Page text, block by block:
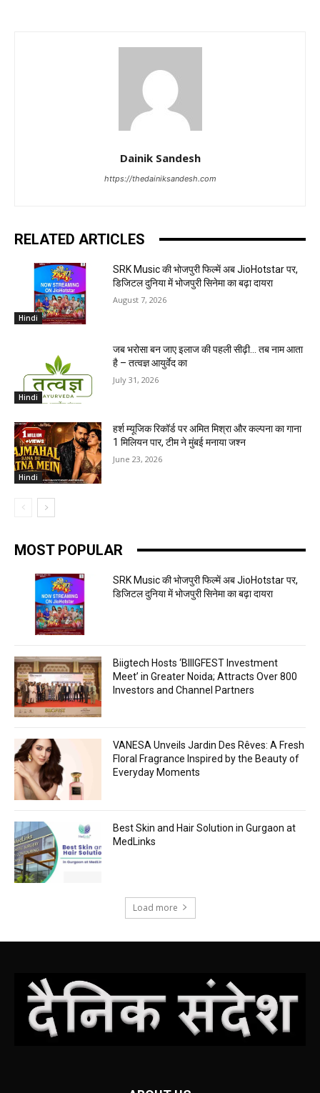
Dainik Sandesh
https://thedainiksandesh.com
RELATED ARTICLES
Hindi
SRK Music की भोजपुरी फिल्में अब JioHotstar पर,
डिजिटल दुनिया में भोजपुरी सिनेमा का बढ़ा दायरा
August 7, 2026
Hindi
जब भरोसा बन जाए इलाज की पहली सीढ़ी… तब नाम आता
है – तत्वज्ञ आयुर्वेद का
July 31, 2026
Hindi
हर्श म्यूजिक रिकॉर्ड पर अमित मिश्रा और कल्पना का गाना
1 मिलियन पार, टीम ने मुंबई मनाया जश्न
June 23, 2026
MOST POPULAR
SRK Music की भोजपुरी फिल्में अब JioHotstar पर,
डिजिटल दुनिया में भोजपुरी सिनेमा का बढ़ा दायरा
Biigtech Hosts ‘BIIIGFEST Investment
Meet’ in Greater Noida; Attracts Over 800
Investors and Channel Partners
VANESA Unveils Jardin Des Rêves: A Fresh
Floral Fragrance Inspired by the Beauty of
Everyday Moments
Best Skin and Hair Solution in Gurgaon at
MedLinks
Load more